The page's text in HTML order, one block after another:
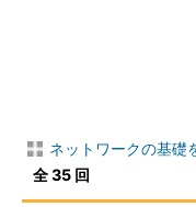
ネットワークの基礎
全 35 回